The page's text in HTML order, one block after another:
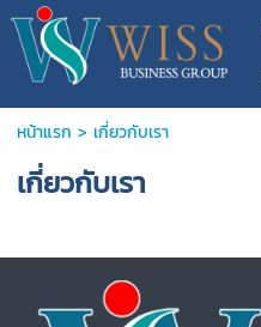
หน้าแรก > เกี่ยวกับเรา
เกี่ยวกับเรา